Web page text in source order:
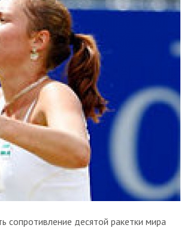
сопротивление десятой ракетки мира